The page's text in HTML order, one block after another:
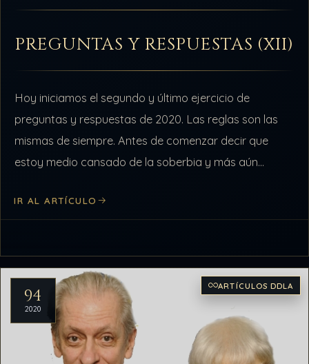
PREGUNTAS Y RESPUESTAS (XII)
Hoy iniciamos el segundo y último ejercicio de
preguntas y respuestas de 2020. Las reglas son las
mismas de siempre. Antes de comenzar decir que
estoy medio cansado de la soberbia y más aún
IR AL ARTÍCULO
94
2020
ARTÍCULOS DDLA